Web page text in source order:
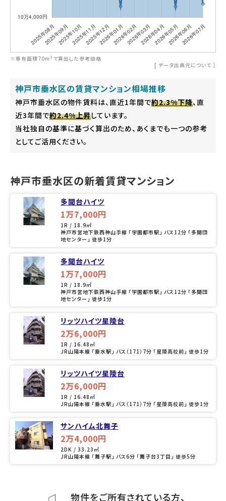
※専有面積70m²で算出した参考価格
[ データ出典元について ］
神戸市垂水区の賃貸マンション相場推移
神戸市垂水区の物件賃料は、直近1年間で約2.3%下降、直
近3年間で約2.4%上昇しています。
当社独自の基準に基づく算出のため、あくまでも一つの参考
としてご活用ください。
神戸市垂水区の新着賃貸マンション
多聞台ハイツ
1万7,000円
1R / 18.9㎡
神戸市営地下鉄西神山手線 「学園都市駅」 バス12分 「多聞団
地センター」 徒歩1分
多聞台ハイツ
1万7,000円
1R / 18.9㎡
神戸市営地下鉄西神山手線 「学園都市駅」 バス12分 「多聞団
地センター」 徒歩1分
リッツハイツ星陵台
2万6,000円
1R / 16.48㎡
JR山陽本線 「垂水駅」 バス（171）7分 「星陵高校前」 徒歩1分
リッツハイツ星陵台
2万6,000円
1R / 16.48㎡
JR山陽本線 「垂水駅」 バス（171）7分 「星陵高校前」 徒歩1分
サンハイム北舞子
2万4,000円
2DK / 33.23㎡
JR山陽本線 「舞子駅」 バス6分 「舞子台3丁目」 徒歩5分
物件をご所有されている方、